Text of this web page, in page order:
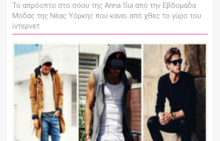
Το απρόοπτο στο σόου της Anna Sui από την Εβδομάδα
Μόδας της Νέας Υόρκης που κάνει από χθες το γύρο του
ίντερνετ